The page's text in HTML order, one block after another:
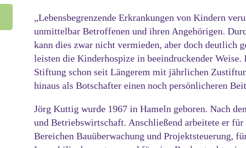
„Lebensbegrenzende Erkrankungen von Kindern
unmittelbar Betroffenen und ihren Angehörigen.
kann dies zwar nicht vermieden, aber doch deutlich
leisten die Kinderhospize in beeindruckender
Stiftung schon seit Längerem mit jährlichen
hinaus als Botschafter einen noch persönlicheren
Jörg Kuttig wurde 1967 in Hameln geboren. Nach
und Betriebswirtschaft. Anschließend arbeitete er
Bereichen Bauüberwachung und Projektsteuerung,